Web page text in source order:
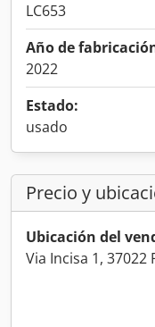
LC653
Año de
2022
Estado:
usado
Precio y
Ubicación del
Via Incisa 1, 37022